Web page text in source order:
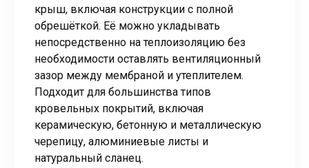
крыш, включая конструкции с полной
обрешёткой. Её можно укладывать
непосредственно на теплоизоляцию без
необходимости оставлять вентиляционный
зазор между мембраной и утеплителем.
Подходит для большинства типов
кровельных покрытий, включая
керамическую, бетонную и металлическую
черепицу, алюминиевые листы и
натуральный сланец.